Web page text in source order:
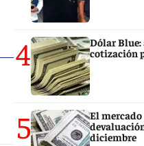
4
Dólar Blue:
cotización
5
El
diciembre